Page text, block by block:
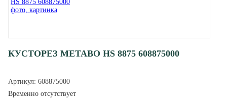
КУСТОРЕЗ METABO HS 8875 608875000
Артикул: 608875000
Временно отсутствует